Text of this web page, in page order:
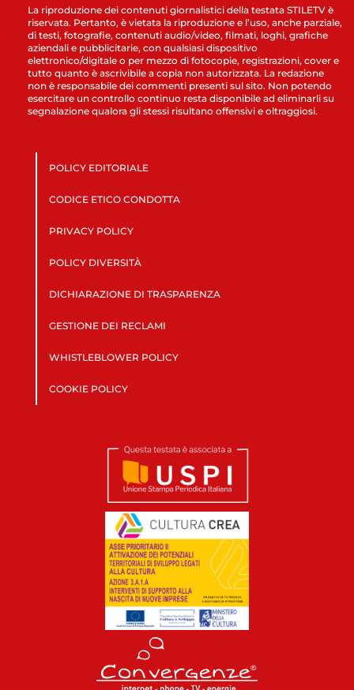
La riproduzione dei contenuti giornalistici della testata STILETV è
riservata. Pertanto, è vietata la riproduzione e l’uso, anche parziale,
di testi, fotografie, contenuti audio/video, filmati, loghi, grafiche
aziendali e pubblicitarie, con qualsiasi dispositivo
elettronico/digitale o per mezzo di fotocopie, registrazioni, cover e
tutto quanto è ascrivibile a copia non autorizzata. La redazione
non è responsabile dei commenti presenti sul sito. Non potendo
esercitare un controllo continuo resta disponibile ad eliminarli su
segnalazione qualora gli stessi risultano offensivi e oltraggiosi.
POLICY EDITORIALE
CODICE ETICO CONDOTTA
PRIVACY POLICY
POLICY DIVERSITÀ
DICHIARAZIONE DI TRASPARENZA
GESTIONE DEI RECLAMI
WHISTLEBLOWER POLICY
COOKIE POLICY